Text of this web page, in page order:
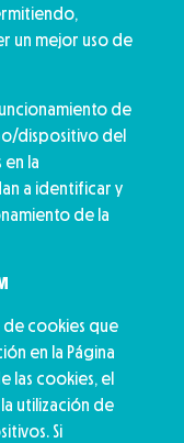
un mejor uso de
de
dispositivo del
en la
a identificar y
de la
cookies que
en la Página
las cookies, el
utilización de
Si